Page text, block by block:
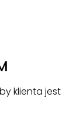
klienta jest